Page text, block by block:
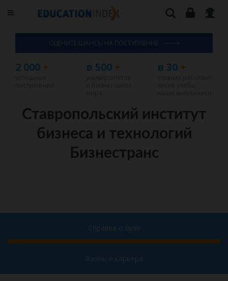
ОЦЕНИТЕ ШАНСЫ НА ПОСТУПЛЕНИЕ
2 000 + в 500 + в 30+
Ставропольский институт
бизнеса и технологий
Бизнестранс
Справка о вузе
Жизнь и карьера